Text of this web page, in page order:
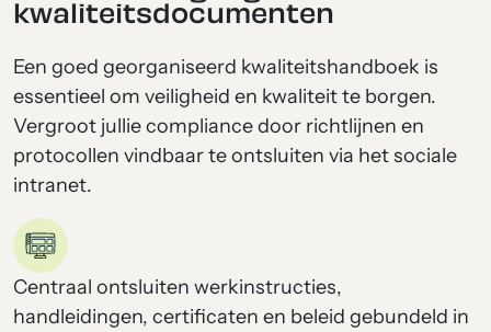
kwaliteitsdocumenten
Een goed georganiseerd kwaliteitshandboek is
essentieel om veiligheid en kwaliteit te borgen.
Vergroot jullie compliance door richtlijnen en
protocollen vindbaar te ontsluiten via het sociale
intranet.
Centraal ontsluiten werkinstructies,
handleidingen, certificaten en beleid gebundeld in